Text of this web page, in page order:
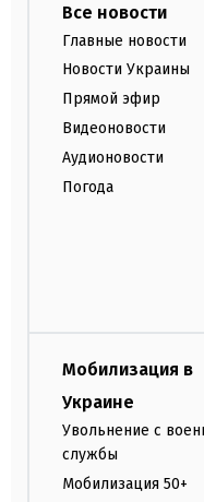
Все новости
Главные новости
Новости Украины
Прямой эфир
Видеоновости
Аудионовости
Погода
Мобилизация в
Украине
Увольнение с
службы
Мобилизация 50+